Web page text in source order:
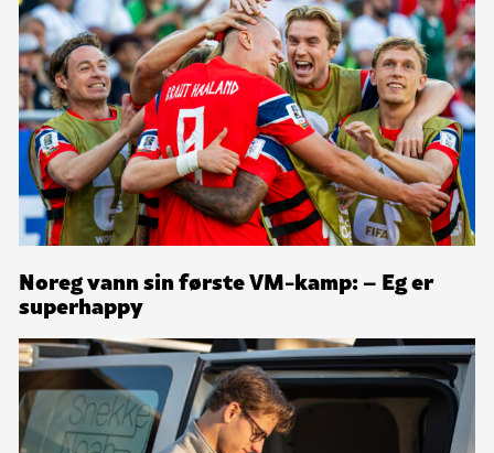
Noreg vann sin første VM-kamp: – Eg er
superhappy